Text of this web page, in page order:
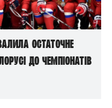
остаточне
до чемпіонатів